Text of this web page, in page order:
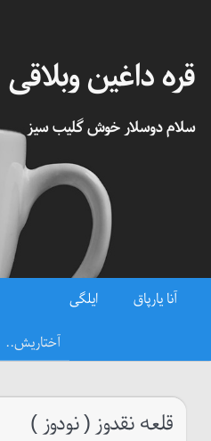
قره داغین وبلاقی
سلام دوسلار خوش گلیب سیز
آنا یارپاق ایلگی
قلعه نقدوز ( نودوز )